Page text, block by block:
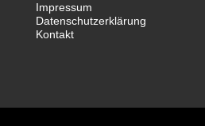
Impressum
Datenschutzerklärung
Kontakt